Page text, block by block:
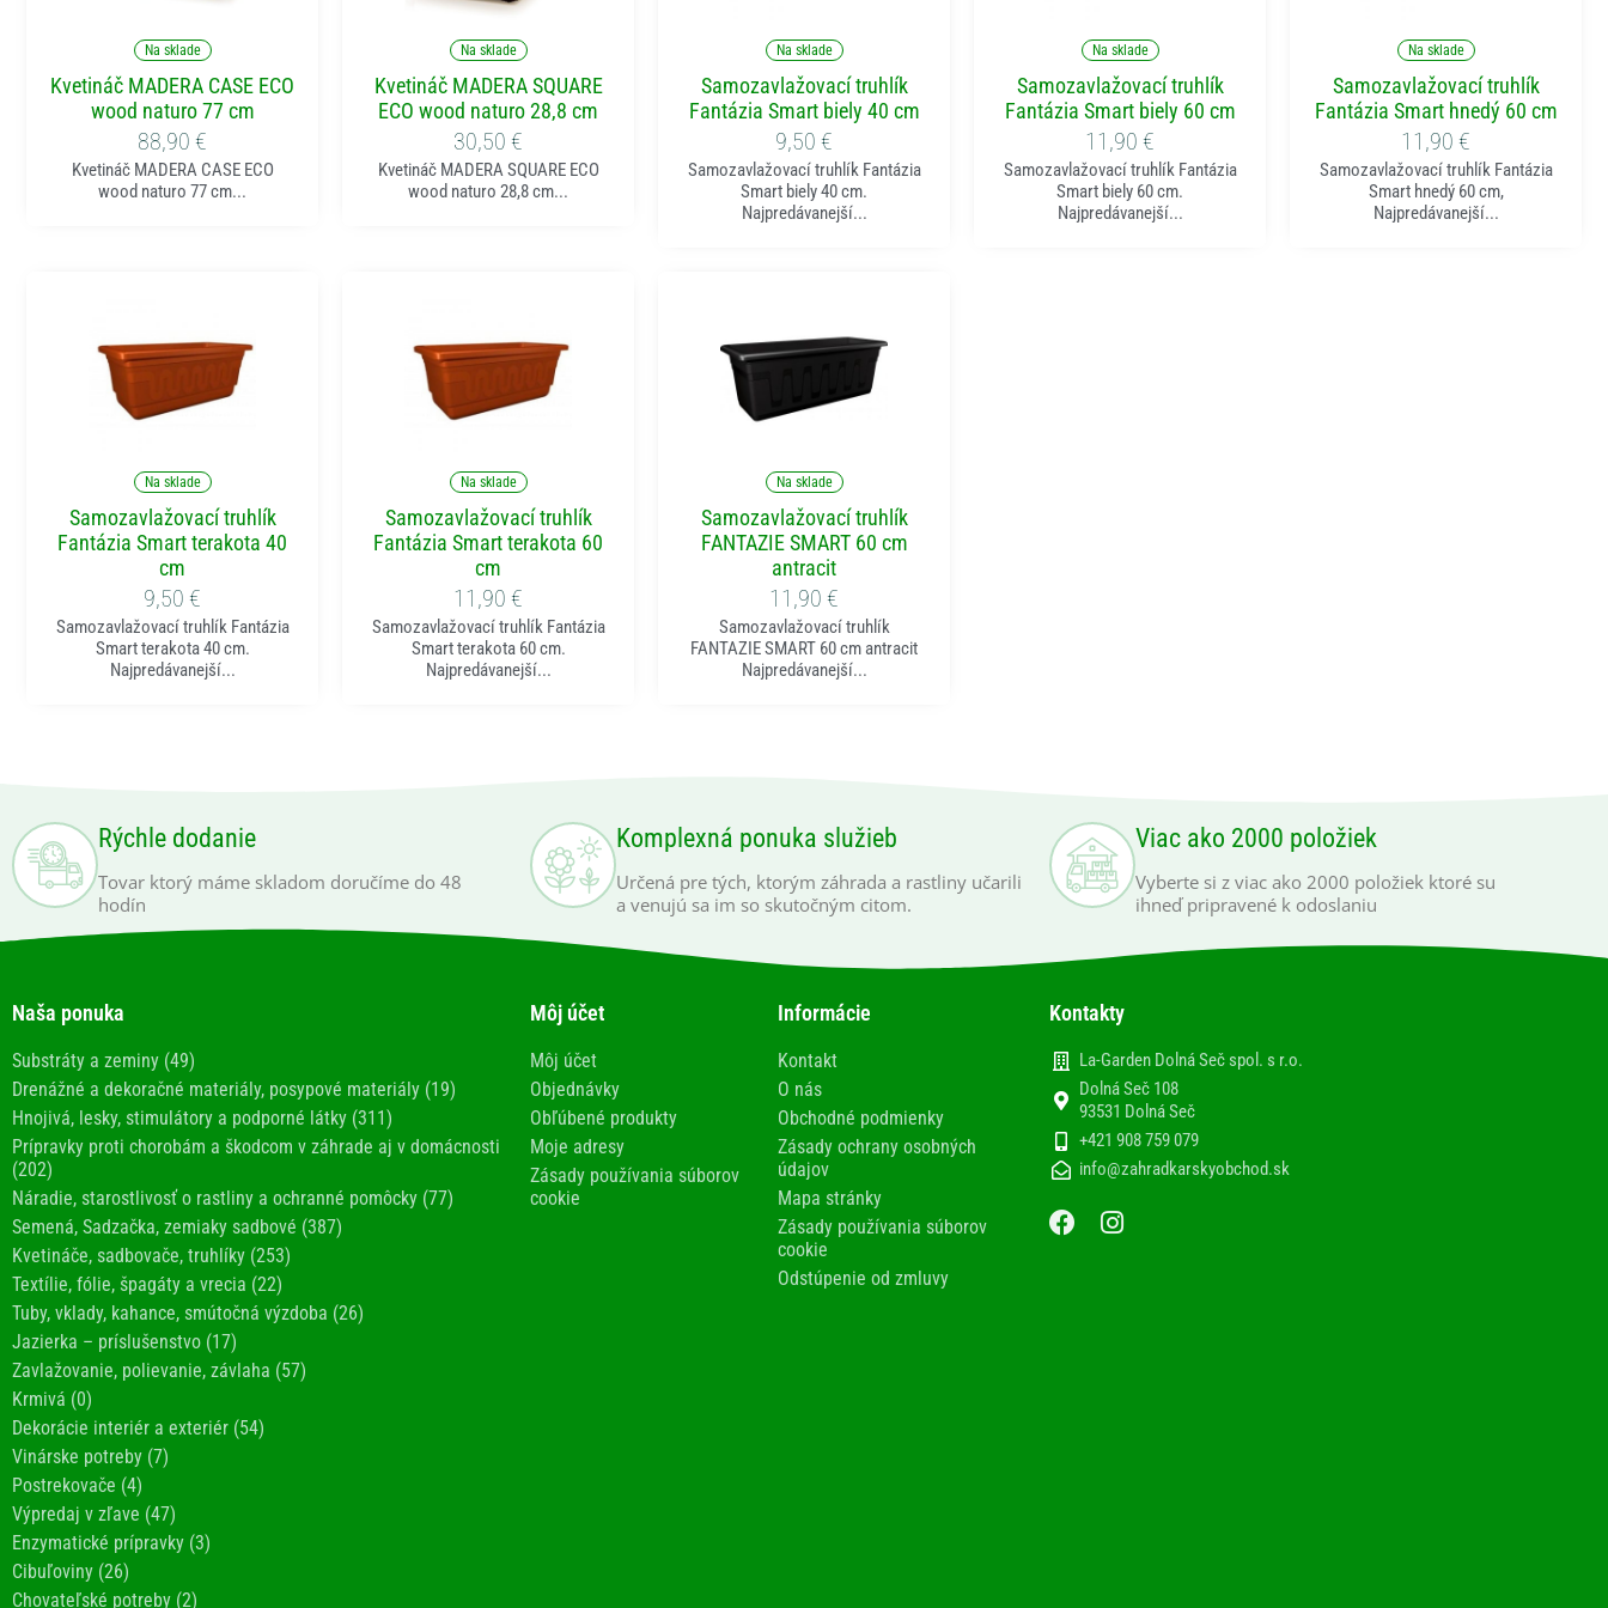
Na sklade
Kvetináč MADERA CASE ECO
wood naturo 77 cm
88,90 €
Kvetináč MADERA CASE ECO
wood naturo 77 cm...
Pridať do košíka
Na sklade
Kvetináč MADERA SQUARE
ECO wood naturo 28,8 cm
30,50 €
Kvetináč MADERA SQUARE ECO
wood naturo 28,8 cm...
Na sklade
Samozavlažovací truhlík
Fantázia Smart biely 40 cm
9,50 €
Samozavlažovací truhlík Fantázia
Smart biely 40 cm.
Najpredávanejší...
Na sklade
Samozavlažovací truhlík
Fantázia Smart biely 60 cm
11,90 €
Samozavlažovací truhlík Fantázia
Smart biely 60 cm.
Najpredávanejší...
Na sklade
Samozavlažovací truhlík
Fantázia Smart hnedý 60 cm
11,90 €
Samozavlažovací truhlík Fantázia
Smart hnedý 60 cm,
Najpredávanejší...
Na sklade
Samozavlažovací truhlík
Fantázia Smart terakota 40
cm
9,50 €
Samozavlažovací truhlík Fantázia
Smart terakota 40 cm.
Najpredávanejší...
Na sklade
Samozavlažovací truhlík
Fantázia Smart terakota 60
cm
11,90 €
Samozavlažovací truhlík Fantázia
Smart terakota 60 cm.
Najpredávanejší...
Na sklade
Samozavlažovací truhlík
FANTAZIE SMART 60 cm
antracit
11,90 €
Samozavlažovací truhlík
FANTAZIE SMART 60 cm antracit
Najpredávanejší...
Rýchle dodanie
Tovar ktorý máme skladom doručíme do 48
hodín
Komplexná ponuka služieb
Určená pre tých, ktorým záhrada a rastliny učarili
a venujú sa im so skutočným citom.
Viac ako 2000 položiek
Vyberte si z viac ako 2000 položiek ktoré su
ihneď pripravené k odoslaniu
Naša ponuka
Substráty a zeminy (49)
Drenážné a dekoračné materiály, posypové materiály (19)
Hnojivá, lesky, stimulátory a podporné látky (311)
Prípravky proti chorobám a škodcom v záhrade aj v domácnosti
(202)
Náradie, starostlivosť o rastliny a ochranné pomôcky (77)
Semená, Sadzačka, zemiaky sadbové (387)
Kvetináče, sadbovače, truhlíky (253)
Textílie, fólie, špagáty a vrecia (22)
Tuby, vklady, kahance, smútočná výzdoba (26)
Jazierka – príslušenstvo (17)
Zavlažovanie, polievanie, závlaha (57)
Krmivá (0)
Dekorácie interiér a exteriér (54)
Vinárske potreby (7)
Postrekovače (4)
Výpredaj v zľave (47)
Enzymatické prípravky (3)
Cibuľoviny (26)
Chovateľské potreby (2)
Môj účet
Môj účet
Objednávky
Obľúbené produkty
Moje adresy
Zásady používania súborov
cookie
Informácie
Kontakt
O nás
Obchodné podmienky
Zásady ochrany osobných
údajov
Mapa stránky
Zásady používania súborov
cookie
Odstúpenie od zmluvy
Kontakty
La-Garden Dolná Seč spol. s r.o.
Dolná Seč 108
93531 Dolná Seč
+421 908 759 079
info@zahradkarskyobchod.sk
F
a
I
n